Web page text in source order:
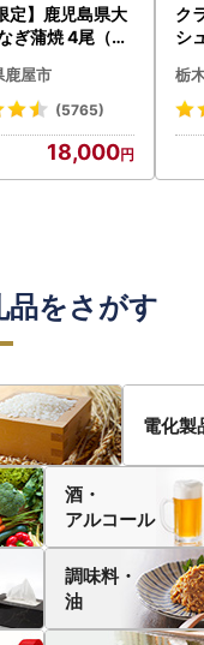
定】鹿児島県大
ぎ蒲焼 4尾（60
ぎ 鰻 魚 惣菜 総
鹿屋市
(5765)
18,000
ク
シ
ト)
・
栃
品をさがす
電化製
酒・
アルコール
調味料・
油